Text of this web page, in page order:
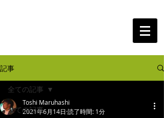
記事
全ての記事
全ての記事
Toshi Maruhashi
2021年6月14日 読了時間: 1分